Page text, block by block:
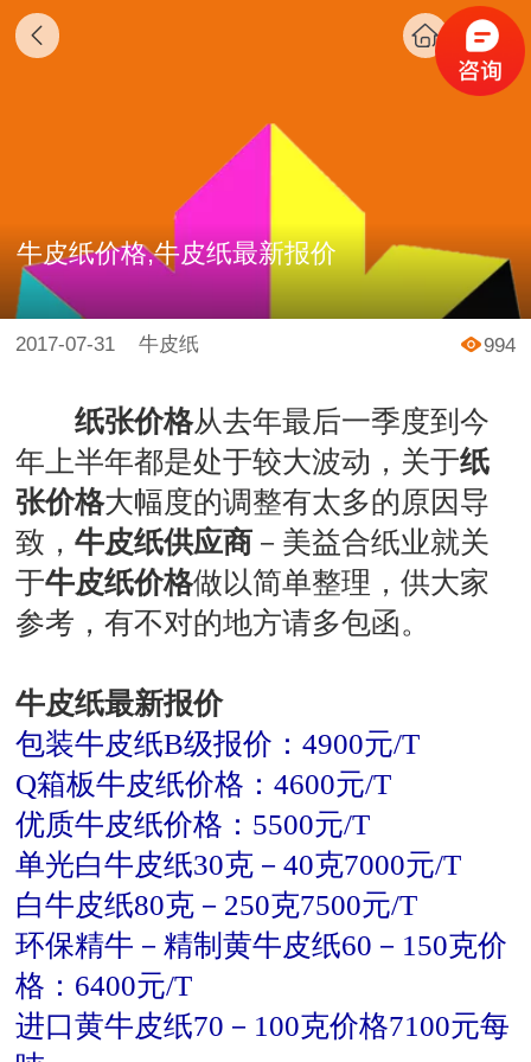
牛皮纸价格,牛皮纸最新报价
2017-07-31 牛皮纸 994
纸张价格从去年最后一季度到今
年上半年都是处于较大波动，关于纸
张价格大幅度的调整有太多的原因导
致， 牛皮纸供应商－美益合纸业就关
于牛皮纸价格做以简单整理，供大家
参考，有不对的地方请多包函。
牛皮纸最新报价
包装牛皮纸B级报价：4900元/T
Q箱板牛皮纸价格：4600元/T
优质牛皮纸价格：5500元/T
单光白牛皮纸30克－40克7000元/T
白牛皮纸80克－250克7500元/T
环保精牛－精制黄牛皮纸60－150克价
格：6400元/T
进口黄牛皮纸70－100克价格7100元每